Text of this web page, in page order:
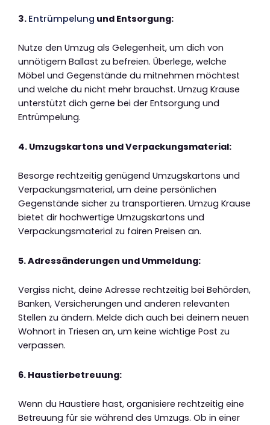
3. Entrümpelung und Entsorgung:
Nutze den Umzug als Gelegenheit, um dich von
unnötigem Ballast zu befreien. Überlege, welche
Möbel und Gegenstände du mitnehmen möchtest
und welche du nicht mehr brauchst. Umzug Krause
unterstützt dich gerne bei der Entsorgung und
Entrümpelung.
4. Umzugskartons und Verpackungsmaterial:
Besorge rechtzeitig genügend Umzugskartons und
Verpackungsmaterial, um deine persönlichen
Gegenstände sicher zu transportieren. Umzug Krause
bietet dir hochwertige Umzugskartons und
Verpackungsmaterial zu fairen Preisen an.
5. Adressänderungen und Ummeldung:
Vergiss nicht, deine Adresse rechtzeitig bei Behörden,
Banken, Versicherungen und anderen relevanten
Stellen zu ändern. Melde dich auch bei deinem neuen
Wohnort in Triesen an, um keine wichtige Post zu
verpassen.
6. Haustierbetreuung:
Wenn du Haustiere hast, organisiere rechtzeitig eine
Betreuung für sie während des Umzugs. Ob in einer